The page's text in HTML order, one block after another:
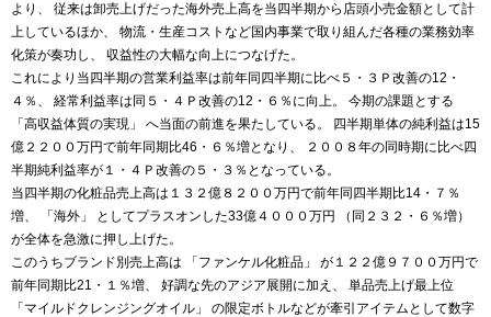
より、 従来は卸売上げだった海外売上高を当四半期から店頭小売金額として計
上しているほか、 物流・生産コストなど国内事業で取り組んだ各種の業務効率
化策が奏功し、 収益性の大幅な向上につなげた。
これにより当四半期の営業利益率は前年同四半期に比べ５・３Ｐ改善の12・
４％、 経常利益率は同５・４Ｐ改善の12・６％に向上。 今期の課題とする
「高収益体質の実現」 へ当面の前進を果たしている。 四半期単体の純利益は15
億２２００万円で前年同期比46・６％増となり、 ２００８年の同時期に比べ四
半期純利益率が１・４Ｐ改善の５・３％となっている。
当四半期の化粧品売上高は１３２億８２００万円で前年同四半期比14・７％
増、 「海外」 としてプラスオンした33億４０００万円 （同２３２・６％増）
が全体を急激に押し上げた。
このうちブランド別売上高は 「ファンケル化粧品」 が１２２億９７００万円で
前年同期比21・１％増、 好調な先のアジア展開に加え、 単品売上げ最上位
「マイルドクレンジングオイル」 の限定ボトルなどが牽引アイテムとして数字